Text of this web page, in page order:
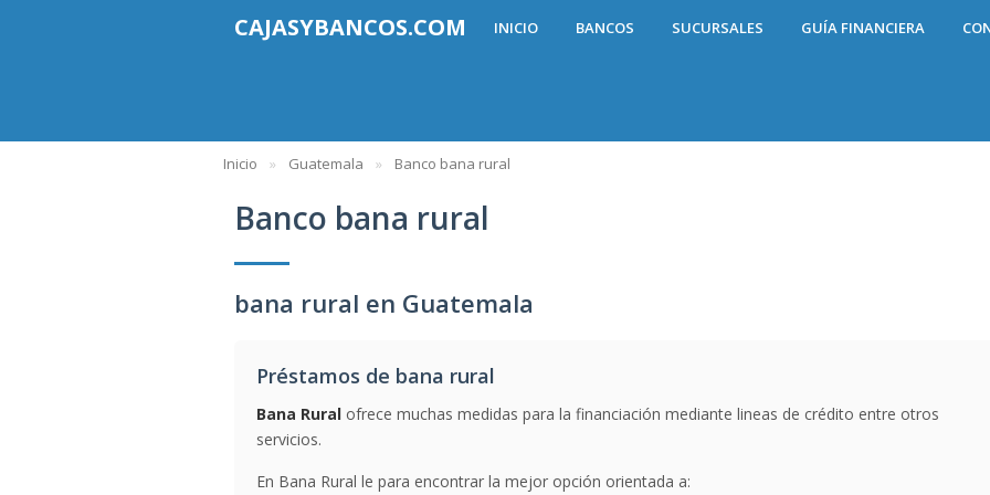
CAJASYBANCOS.COM INICIO BANCOS SUCURSALES GUÍA FINANCIERA
Inicio Guatemala Banco bana rural
Banco bana rural
bana rural en Guatemala
Préstamos de bana rural
Bana Rural ofrece muchas medidas para la financiación mediante lineas de crédito entre otros
servicios.
En Bana Rural le para encontrar la mejor opción orientada a: